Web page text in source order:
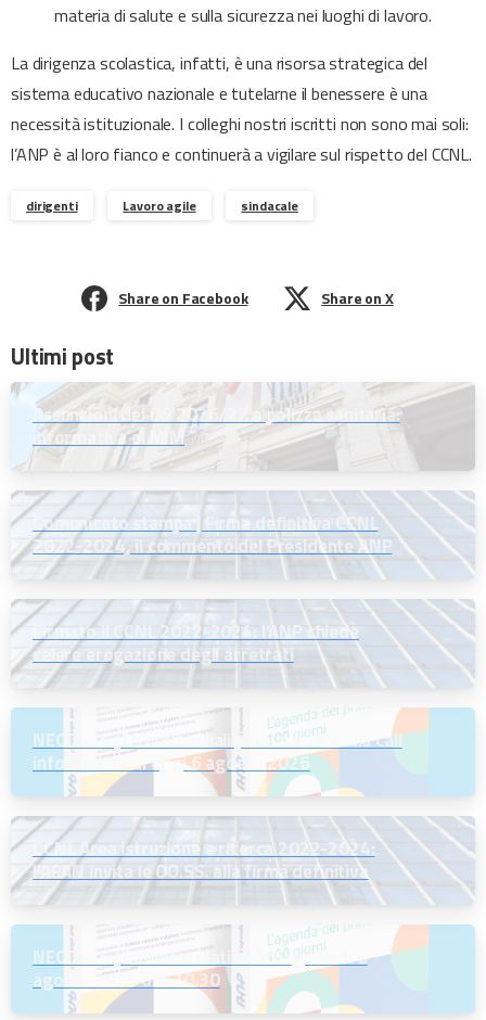
materia di salute e sulla sicurezza nei luoghi di lavoro.
La dirigenza scolastica, infatti, è una risorsa strategica del
sistema educativo nazionale e tutelarne il benessere è una
necessità istituzionale. I colleghi nostri iscritti non sono mai soli:
l’ANP è al loro fianco e continuerà a vigilare sul rispetto del CCNL.
dirigenti Lavoro agile sindacale
Share on Facebook Share on X
Ultimi post
Assunzioni dei DS 2026/27 e polizza sanitaria:
informativa al MIM
Comunicato stampa | Firma definitiva CCNL
2022-2024, il commento del Presidente ANP
Firmato il CCNL 2022-2024: l’ANP chiede
celere erogazione degli arretrati
NEODS26 | Le credenziali per accedere alla call
informativa di oggi 6 agosto 2026
CCNL Area istruzione e ricerca 2022-2024:
l’ARAN invita le OO.SS. alla firma definitiva
NEODS26 | Call informativa ANP giovedì 6
agosto 2026 ore 20.30